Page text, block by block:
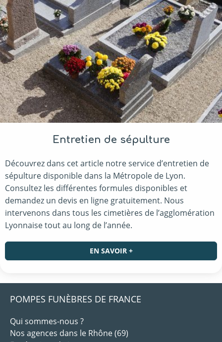
Entretien de sépulture
Découvrez dans cet article notre service d’entretien de
sépulture disponible dans la Métropole de Lyon.
Consultez les différentes formules disponibles et
demandez un devis en ligne gratuitement. Nous
intervenons dans tous les cimetières de l’agglomération
Lyonnaise tout au long de l’année.
EN SAVOIR +
POMPES FUNÈBRES DE FRANCE
Qui sommes-nous ?
Nos agences dans le Rhône (69)